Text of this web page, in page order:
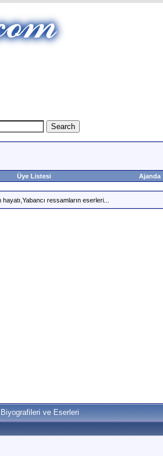
Üye Listesi Ajanda
ressamların eserleri...
ve Eserleri